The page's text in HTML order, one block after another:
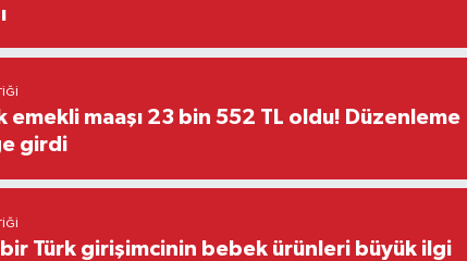
emekli maaşı 23 bin 552 TL oldu! Düzenleme
girdi
bir Türk girişimcinin bebek ürünleri büyük ilgi